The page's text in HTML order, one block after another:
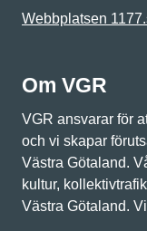
Webbplatsen
Om VGR
VGR ansvarar för
och vi skapar
Västra Götaland.
kultur,
Västra Götaland.